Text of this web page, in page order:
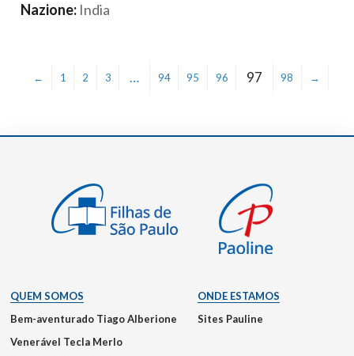
Nazione: India
← 1 2 3 … 94 95 96 97 98 →
QUEM SOMOS
Bem-aventurado Tiago Alberione
Venerável Tecla Merlo
ONDE ESTAMOS
Sites Pauline